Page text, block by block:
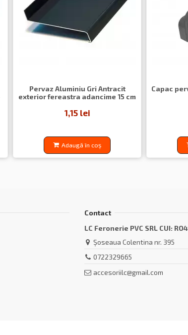
Pervaz Aluminiu Gri Antracit
exterior fereastra adancime 15 cm
1,15 lei
Adaugă în coș
Capac
Contact
LC Feronerie PVC SRL CUI:
Șoseaua Colentina nr. 395
0722329665
accesoriilc@gmail.com